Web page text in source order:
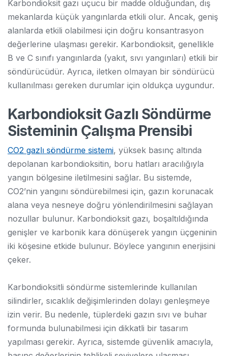
Karbondioksit gazı uçucu bir madde olduğundan, dış
mekanlarda küçük yangınlarda etkili olur. Ancak, geniş
alanlarda etkili olabilmesi için doğru konsantrasyon
değerlerine ulaşması gerekir. Karbondioksit, genellikle
B ve C sınıfı yangınlarda (yakıt, sıvı yangınları) etkili bir
söndürücüdür. Ayrıca, iletken olmayan bir söndürücü
kullanılması gereken durumlar için oldukça uygundur.
Karbondioksit Gazlı Söndürme
Sisteminin Çalışma Prensibi
CO2 gazlı söndürme sistemi, yüksek basınç altında
depolanan karbondioksitin, boru hatları aracılığıyla
yangın bölgesine iletilmesini sağlar. Bu sistemde,
CO2’nin yangını söndürebilmesi için, gazın korunacak
alana veya nesneye doğru yönlendirilmesini sağlayan
nozullar bulunur. Karbondioksit gazı, boşaltıldığında
genişler ve karbonik kara dönüşerek yangın üçgeninin
iki köşesine etkide bulunur. Böylece yangının enerjisini
çeker.
Karbondioksitli söndürme sistemlerinde kullanılan
silindirler, sıcaklık değişimlerinden dolayı genleşmeye
izin verir. Bu nedenle, tüplerdeki gazın sıvı ve buhar
formunda bulunabilmesi için dikkatli bir tasarım
yapılması gerekir. Ayrıca, sistemde güvenlik amacıyla,